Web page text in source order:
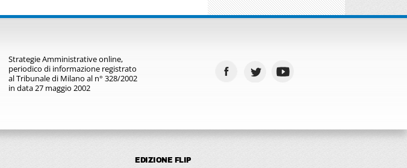
Strategie Amministrative online,
periodico di informazione registrato
al Tribunale di Milano al n° 328/2002
in data 27 maggio 2002
EDIZIONE FLIP